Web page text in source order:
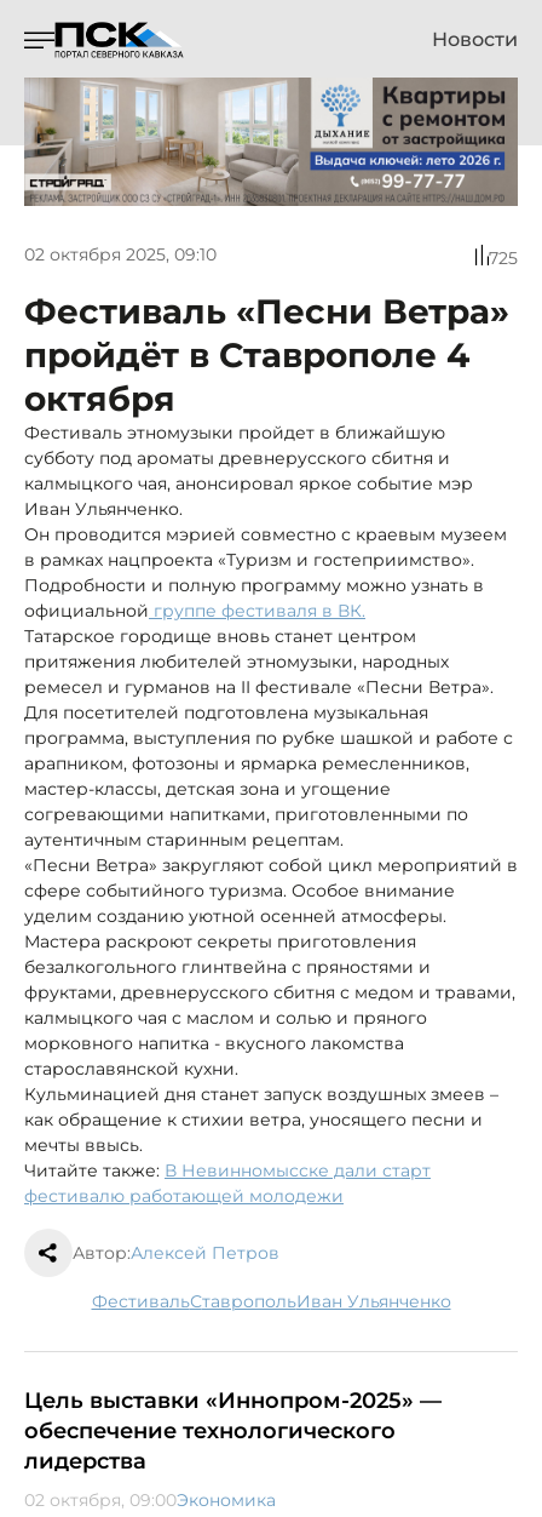
Новости
02 октября 2025, 09:10 725
Фестиваль «Песни Ветра»
пройдёт в Ставрополе 4
октября
Фестиваль этномузыки пройдет в ближайшую
субботу под ароматы древнерусского сбитня и
калмыцкого чая, анонсировал яркое событие мэр
Иван Ульянченко.
Он проводится мэрией совместно с краевым музеем
в рамках нацпроекта «Туризм и гостеприимство».
Подробности и полную программу можно узнать в
официальной группе фестиваля в ВК.
Татарское городище вновь станет центром
притяжения любителей этномузыки, народных
ремесел и гурманов на II фестивале «Песни Ветра».
Для посетителей подготовлена музыкальная
программа, выступления по рубке шашкой и работе с
арапником, фотозоны и ярмарка ремесленников,
мастер-классы, детская зона и угощение
согревающими напитками, приготовленными по
аутентичным старинным рецептам.
«Песни Ветра» закругляют собой цикл мероприятий в
сфере событийного туризма. Особое внимание
уделим созданию уютной осенней атмосферы.
Мастера раскроют секреты приготовления
безалкогольного глинтвейна с пряностями и
фруктами, древнерусского сбитня с медом и травами,
калмыцкого чая с маслом и солью и пряного
морковного напитка - вкусного лакомства
старославянской кухни.
Кульминацией дня станет запуск воздушных змеев –
как обращение к стихии ветра, уносящего песни и
мечты ввысь.
Читайте также: В Невинномысске дали старт
фестивалю работающей молодежи
Автор:Алексей Петров
фестиваль Ставрополь Иван Ульянченко
Цель выставки «Иннопром-2025» —
обеспечение технологического
лидерства
02 октября, 09:00Экономика